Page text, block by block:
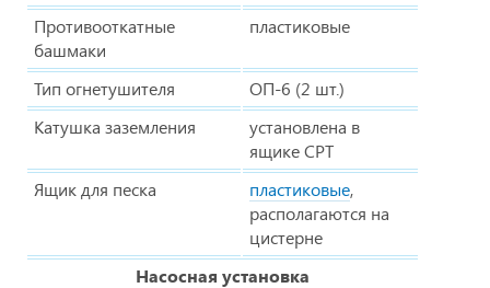
Противооткатные
башмаки
пластиковые
Тип огнетушителя
ОП-6 (2 шт.)
Катушка заземления
установлена в
ящике СРТ
Ящик для песка
пластиковые,
располагаются на
цистерне
Насосная установка